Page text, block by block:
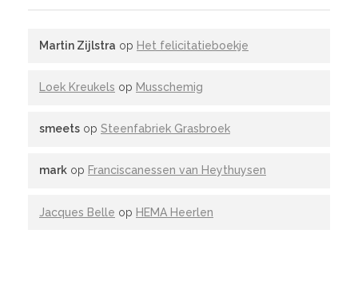
Martin Zijlstra op Het felicitatieboekje
Loek Kreukels op Musschemig
smeets op Steenfabriek Grasbroek
mark op Franciscanessen van Heythuysen
Jacques Belle op HEMA Heerlen